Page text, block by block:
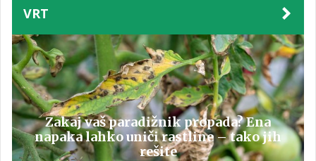
VRT
Zakaj vaš paradižnik propada? Ena
napaka lahko uniči rastline – tako jih
rešite